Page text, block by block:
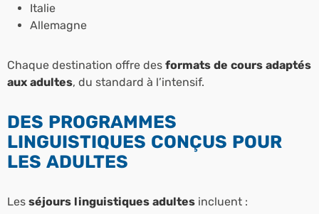
Italie
Allemagne
Chaque destination offre des formats de cours adaptés
aux adultes, du standard à l’intensif.
DES PROGRAMMES
LINGUISTIQUES CONÇUS POUR
LES ADULTES
Les séjours linguistiques adultes incluent :